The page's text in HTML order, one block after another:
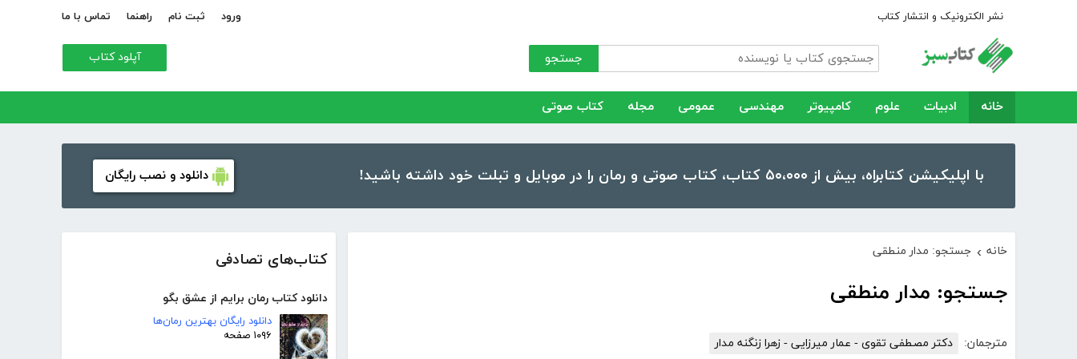
نشر الکترونیک و انتشار کتاب ورود ثبت نام راهنما تماس با ما
جستجو آپلود کتاب
خانه ادبیات علوم کامپیوتر مهندسی عمومی مجله کتاب صوتی
با اپلیکیشن کتابراه، بیش از ۵۰،۰۰۰ کتاب، کتاب صوتی و رمان را در موبایل و تبلت خود داشته باشید! دانلود و نصب رایگان
کتاب‌های تصادفی
دانلود کتاب رمان برایم از عشق بگو
دانلود رایگان بهترین رمان‌ها
۱۰۹۶ صفحه
خانه › جستجو: مدار منطقی
جستجو: مدار منطقی
مترجمان: دکتر مصطفی تقوی - عمار میرزایی - زهرا زنگنه مدار